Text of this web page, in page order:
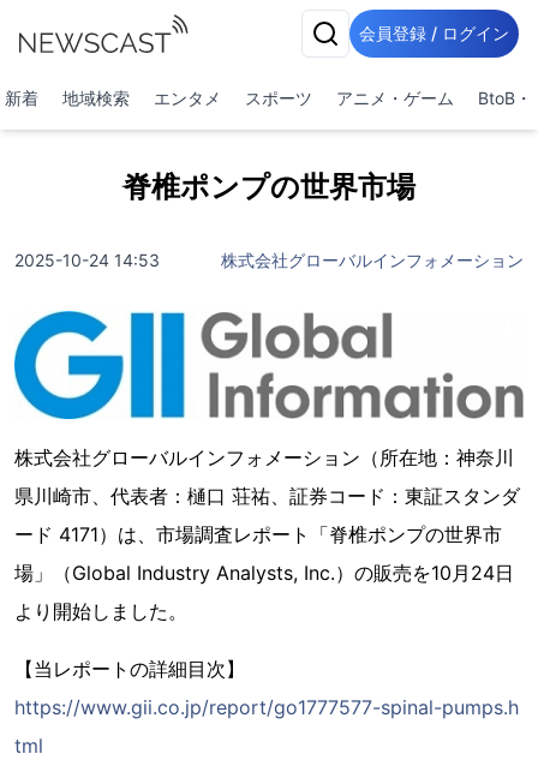
会員登録 / ログイン
新着 地域検索 エンタメ スポーツ アニメ・ゲーム BtoB・
脊椎ポンプの世界市場
2025-10-24 14:53 株式会社グローバルインフォメーション
株式会社グローバルインフォメーション（所在地：神奈川
県川崎市、代表者：樋口 荘祐、証券コード：東証スタンダ
ード 4171）は、市場調査レポート「脊椎ポンプの世界市
場」（Global Industry Analysts, Inc.）の販売を10月24日
より開始しました。
【当レポートの詳細目次】
https://www.gii.co.jp/report/go1777577-spinal-pumps.h
tml